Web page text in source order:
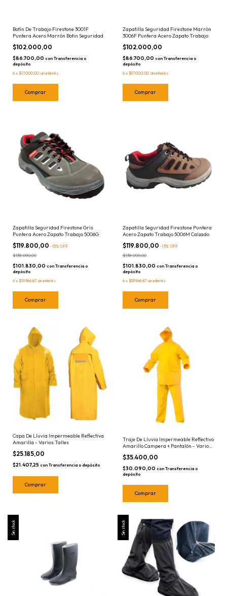
Botín De Trabajo Firestone 3001F
Puntera Acero Marrón Botin Seguridad
$102.000,00
$86.700,00 con Transferencia o
depósito
6 x $17.000,00 sin interés
Comprar
Zapatilla Seguridad Firestone Marrón
3006F Puntera Acero Zapato Trabajo
$102.000,00
$86.700,00 con Transferencia o
depósito
6 x $17.000,00 sin interés
Comprar
Zapatilla Seguridad Firestone Gris
Puntera Acero Zapato Trabajo 5006G
$119.800,00 -13% OFF
$138.000,00
$101.830,00 con Transferencia o
depósito
6 x $19.966,67 sin interés
Comprar
Zapatilla Seguridad Firestone Puntera
Acero Zapato Trabajo 5006M Calzado
$119.800,00 -13% OFF
$138.000,00
$101.830,00 con Transferencia o
depósito
6 x $19.966,67 sin interés
Comprar
Capa De Lluvia Impermeable Reflectiva
Amarilla - Varios Talles
$25.185,00
$21.407,25 con Transferencia o depósito
Comprar
Traje De Lluvia Impermeable Reflectivo
Amarillo Campera + Pantalón - Varios
$35.400,00
$30.090,00 con Transferencia o
depósito
Comprar
Sin stock Sin stock